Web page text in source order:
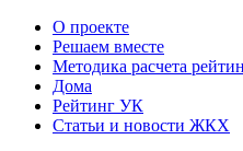
О проекте
Решаем вместе
Методика расчета
Дома
Рейтинг УК
Статьи и новости ЖКХ